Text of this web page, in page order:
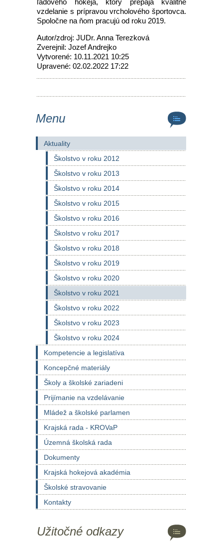
ľadového hokeja, ktorý prepája kvalitné
vzdelanie s prípravou vrcholového športovca.
Spoločne na ňom pracujú od roku 2019.
Autor/zdroj: JUDr. Anna Terezková
Zverejnil: Jozef Andrejko
Vytvorené: 10.11.2021 10:25
Upravené: 02.02.2022 17:22
Menu
Aktuality
Školstvo v roku 2012
Školstvo v roku 2013
Školstvo v roku 2014
Školstvo v roku 2015
Školstvo v roku 2016
Školstvo v roku 2017
Školstvo v roku 2018
Školstvo v roku 2019
Školstvo v roku 2020
Školstvo v roku 2021
Školstvo v roku 2022
Školstvo v roku 2023
Školstvo v roku 2024
Kompetencie a legislatíva
Koncepčné materiály
Školy a školské zariadeni
Prijímanie na vzdelávanie
Mládež a školské parlamen
Krajská rada - KROVaP
Územná školská rada
Dokumenty
Krajská hokejová akadémia
Školské stravovanie
Kontakty
Užitočné odkazy